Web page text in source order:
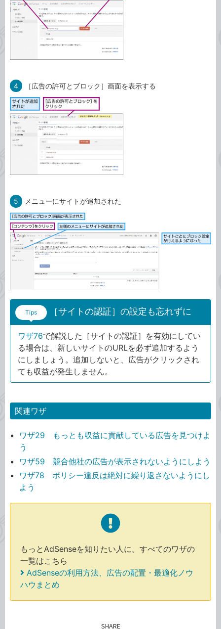
4 ［広告の許可とブロック］画面を表示する
5 メニューにサイトが追加された
Tips ［サイトの認証］の設定も忘れずに
ワザ76で解説した［サイトの認証］を有効にしてい
る場合は、新しいサイトのURLを必ず追加するよう
にしましょう。追加しないと、広告がクリックされ
ても収益が発生しません。
関連ワザ
ワザ29 もっとも収益に貢献している広告を見つけよ
う
ワザ59 競合他社の広告が表示されないようにしよう
ワザ78 ポリシー違反は絶対に繰り返さないようにし
よう
もっとAdSenseを知りたい人に。すべてのワザの
一覧はこちら
AdSenseの利用方法、広告の配置・最適化ノウ
ハウまとめ
SHARE